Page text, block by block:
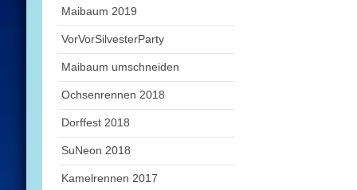
Maibaum 2019
VorVorSilvesterParty
Maibaum umschneiden
Ochsenrennen 2018
Dorffest 2018
SuNeon 2018
Kamelrennen 2017